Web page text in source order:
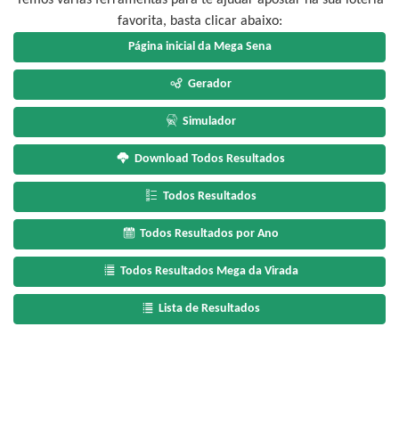
favorita, basta clicar abaixo:
Página inicial da Mega Sena
Gerador
Simulador
Download Todos Resultados
Todos Resultados
Todos Resultados por Ano
Todos Resultados Mega da Virada
Lista de Resultados